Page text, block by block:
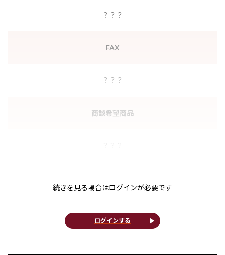
？？？
FAX
？？？
商談希望商品
続きを見る場合はログインが必要です
ログインする play_arrow